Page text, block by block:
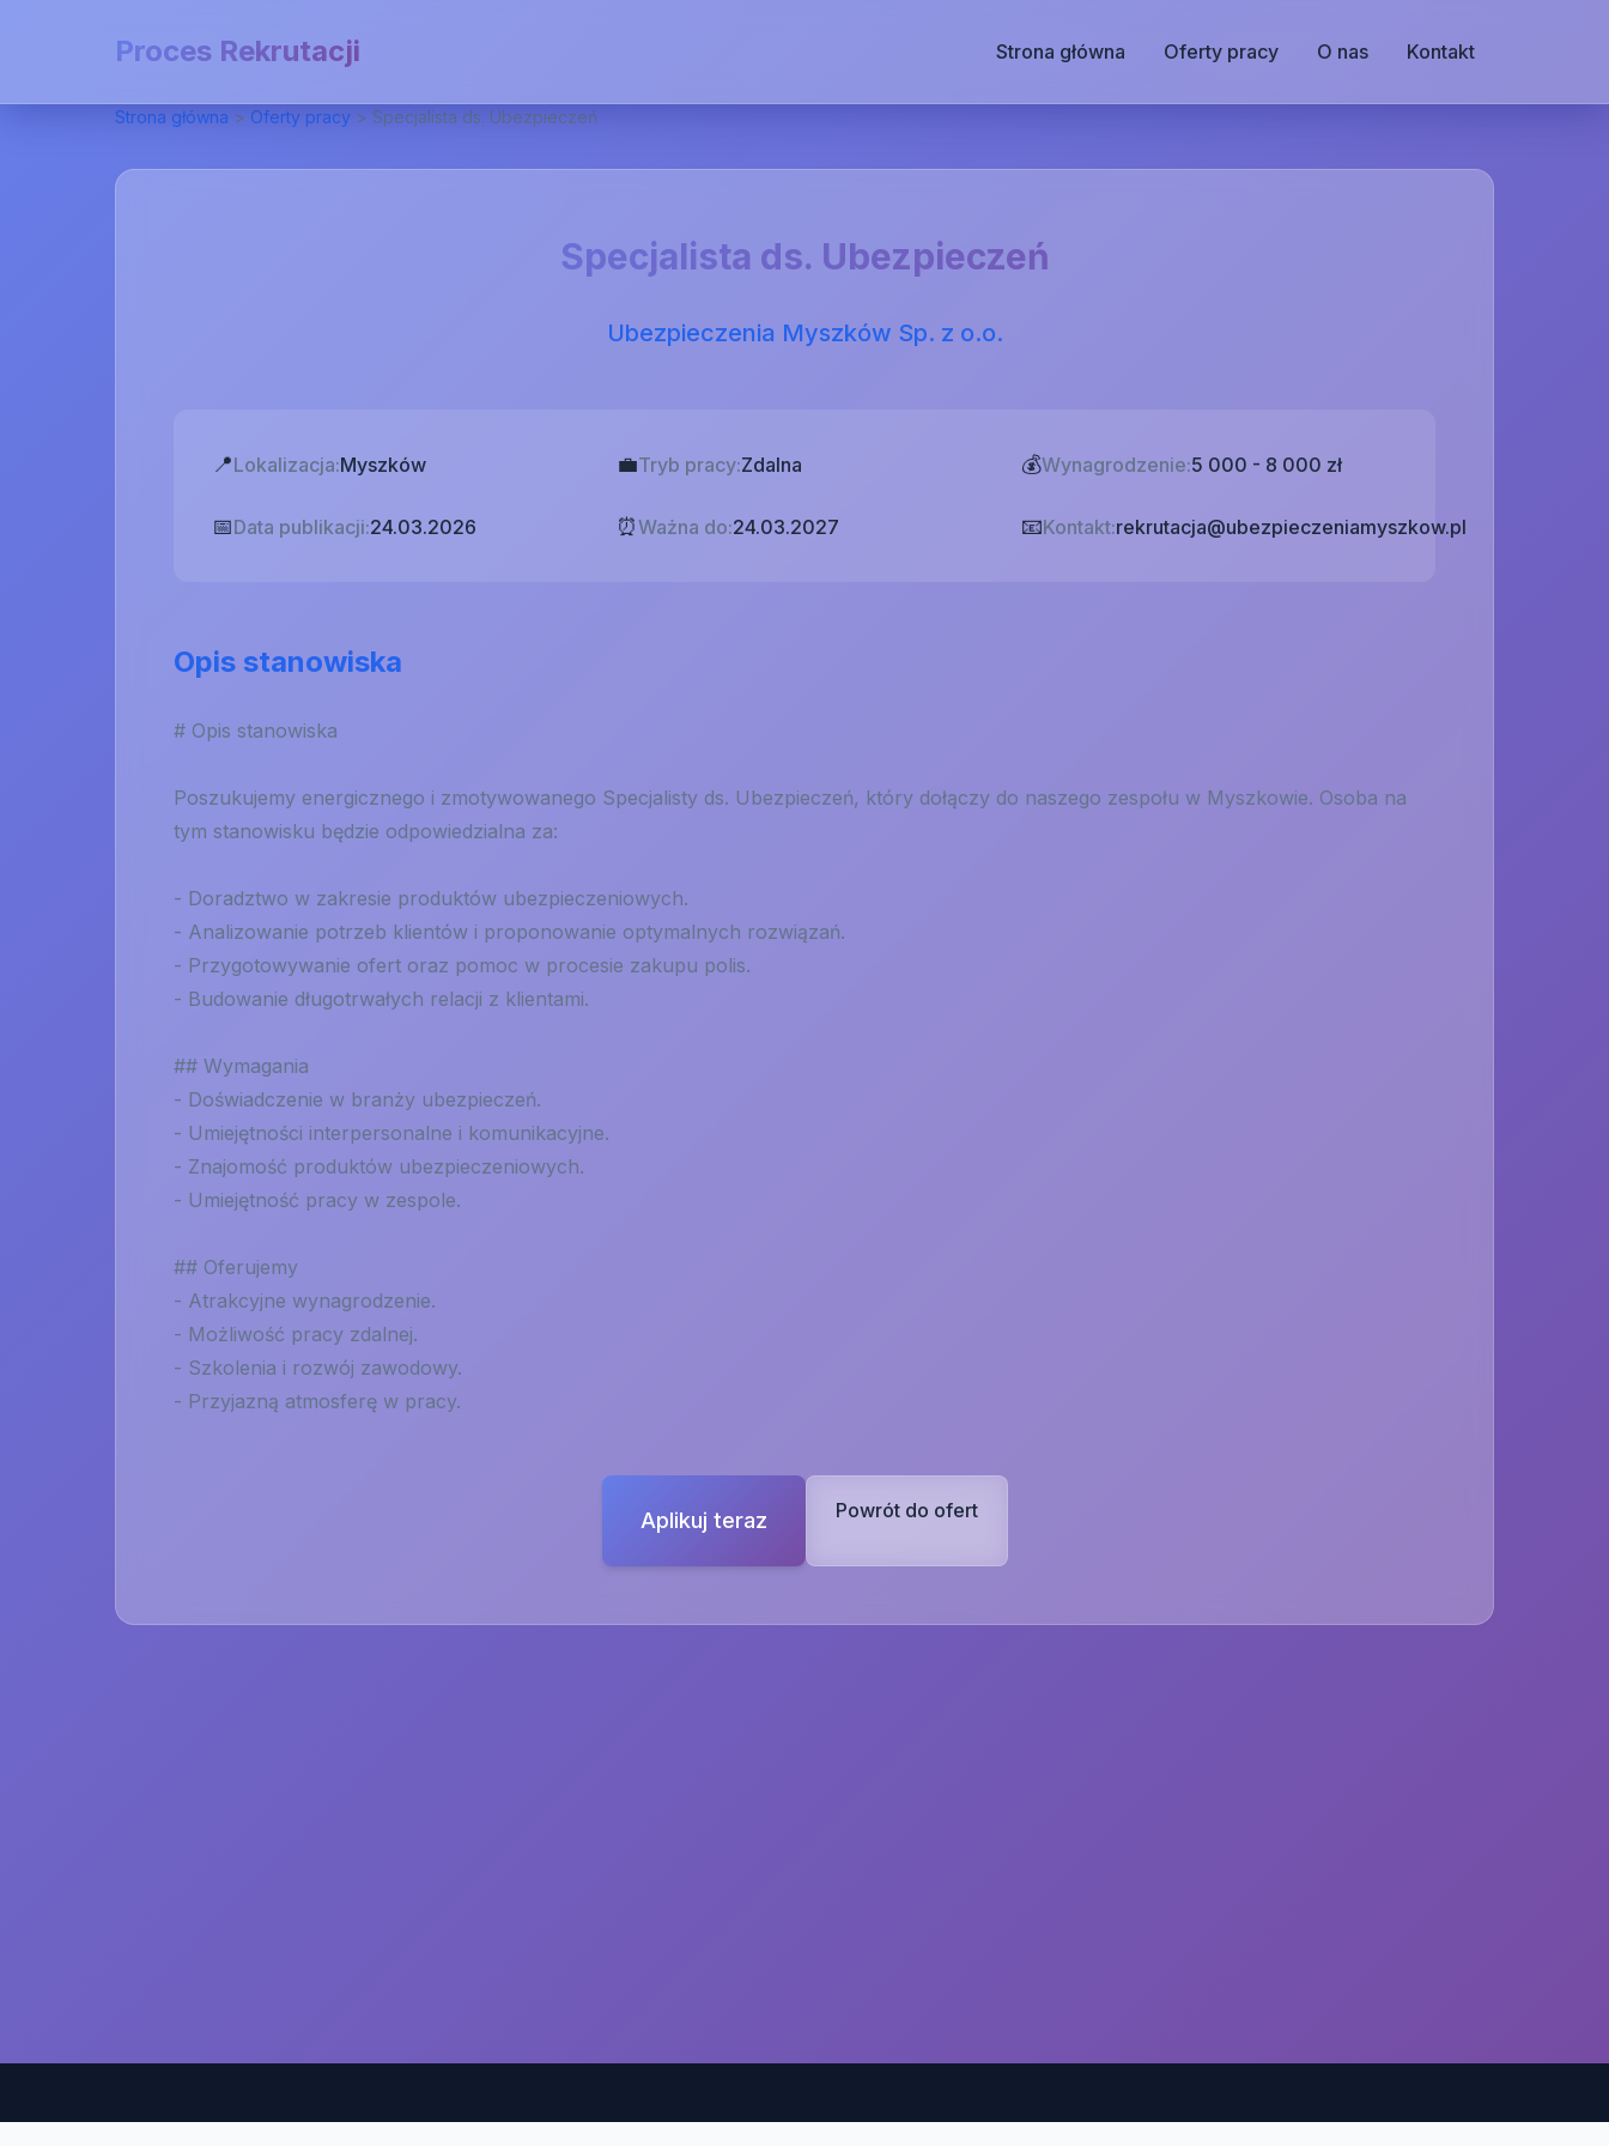
Proces Rekrutacji Strona główna Oferty pracy O nas Kontakt
Strona główna > Oferty pracy > Specjalista ds. Ubezpieczeń
Specjalista ds. Ubezpieczeń
Ubezpieczenia Myszków Sp. z o.o.
📍Lokalizacja:Myszków 💼Tryb pracy:Zdalna 💰Wynagrodzenie:5 000 - 8 000 zł
📅Data publikacji:24.03.2026 ⏰Ważna do:24.03.2027 📧Kontakt:rekrutacja@ubezpieczeniamyszkow.pl
Opis stanowiska
# Opis stanowiska
Poszukujemy energicznego i zmotywowanego Specjalisty ds. Ubezpieczeń, który dołączy do naszego zespołu w Myszkowie. Osoba na
tym stanowisku będzie odpowiedzialna za:
- Doradztwo w zakresie produktów ubezpieczeniowych.
- Analizowanie potrzeb klientów i proponowanie optymalnych rozwiązań.
- Przygotowywanie ofert oraz pomoc w procesie zakupu polis.
- Budowanie długotrwałych relacji z klientami.
## Wymagania
- Doświadczenie w branży ubezpieczeń.
- Umiejętności interpersonalne i komunikacyjne.
- Znajomość produktów ubezpieczeniowych.
- Umiejętność pracy w zespole.
## Oferujemy
- Atrakcyjne wynagrodzenie.
- Możliwość pracy zdalnej.
- Szkolenia i rozwój zawodowy.
- Przyjazną atmosferę w pracy.
Aplikuj teraz Powrót do ofert